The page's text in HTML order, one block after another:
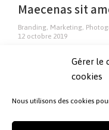
Gérer le
cookies
Nous utilisons des cookies
Maecenas sit
Branding, Marketing,
12 octobre 2019